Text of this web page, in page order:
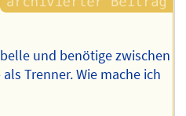
und benötige zwischen
Trenner. Wie mache ich